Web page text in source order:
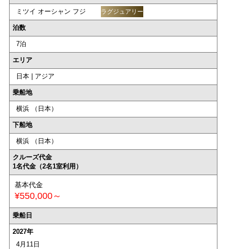
ミツイ オーシャン フジ ラグジュアリー
泊数
7泊
エリア
日本 | アジア
乗船地
横浜 （日本）
下船地
横浜 （日本）
クルーズ代金
1名代金（2名1室利用）
基本代金
¥550,000～
乗船日
2027年
4月11日